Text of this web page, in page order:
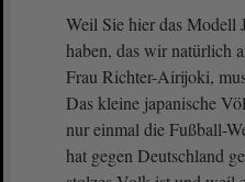
Weil Sie hier das Modell
haben, das wir natürlich
Frau Richter-Airijoki,
Das kleine japanische
nur einmal die Fußball-
hat gegen Deutschland